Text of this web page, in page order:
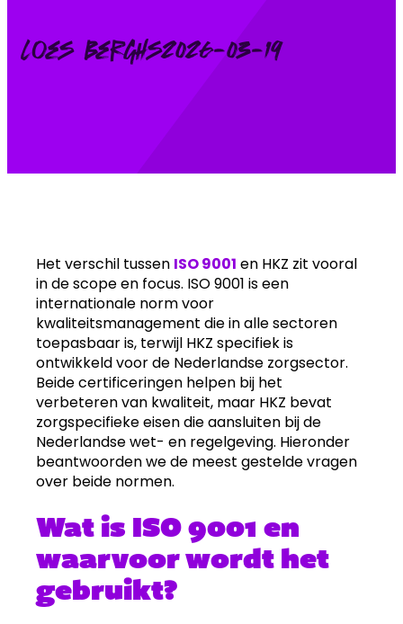
Posted
Loes Berghs2026-03-19
Het verschil tussen ISO 9001 en HKZ zit vooral
in de scope en focus. ISO 9001 is een
internationale norm voor
kwaliteitsmanagement die in alle sectoren
toepasbaar is, terwijl HKZ specifiek is
ontwikkeld voor de Nederlandse zorgsector.
Beide certificeringen helpen bij het
verbeteren van kwaliteit, maar HKZ bevat
zorgspecifieke eisen die aansluiten bij de
Nederlandse wet- en regelgeving. Hieronder
beantwoorden we de meest gestelde vragen
over beide normen.
Wat is ISO 9001 en
waarvoor wordt het
gebruikt?